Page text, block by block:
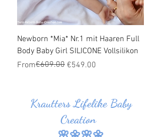
Krautters Lifelike Baby
Creation
Newborn *Mia* Nr.1 mit Haaren Full
Body Baby Girl SILICONE Vollsilikon
From
Regular Price
€609.00 €549.00
Sale Price